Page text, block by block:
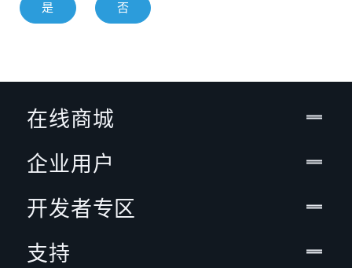
是 否
在线商城
企业用户
开发者专区
支持